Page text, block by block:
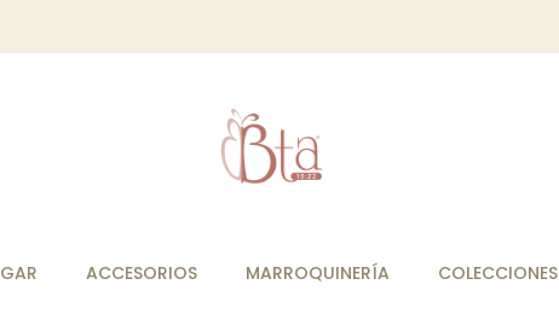
ACCESORIOS MARROQUINERÍA COLECCIONES